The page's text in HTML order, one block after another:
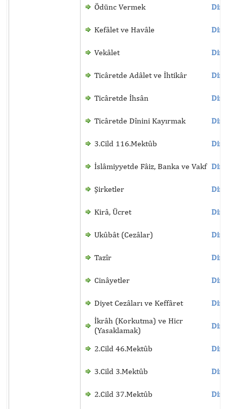
Ödünc Vermek
Kefâlet ve Havâle
Vekâlet
Ticâretde Adâlet ve İhtikâr
Ticâretde İhsân
Ticâretde Dînini Kayırmak
3.Cild 116.Mektûb
İslâmiyyetde Fâiz, Banka ve Vakf
Şirketler
Kirâ, Ücret
Ukûbât (Cezâlar)
Tazîr
Cinâyetler
Diyet Cezâları ve Keffâret
İkrâh (Korkutma) ve Hicr
(Yasaklamak)
2.Cild 46.Mektûb
3.Cild 3.Mektûb
2.Cild 37.Mektûb